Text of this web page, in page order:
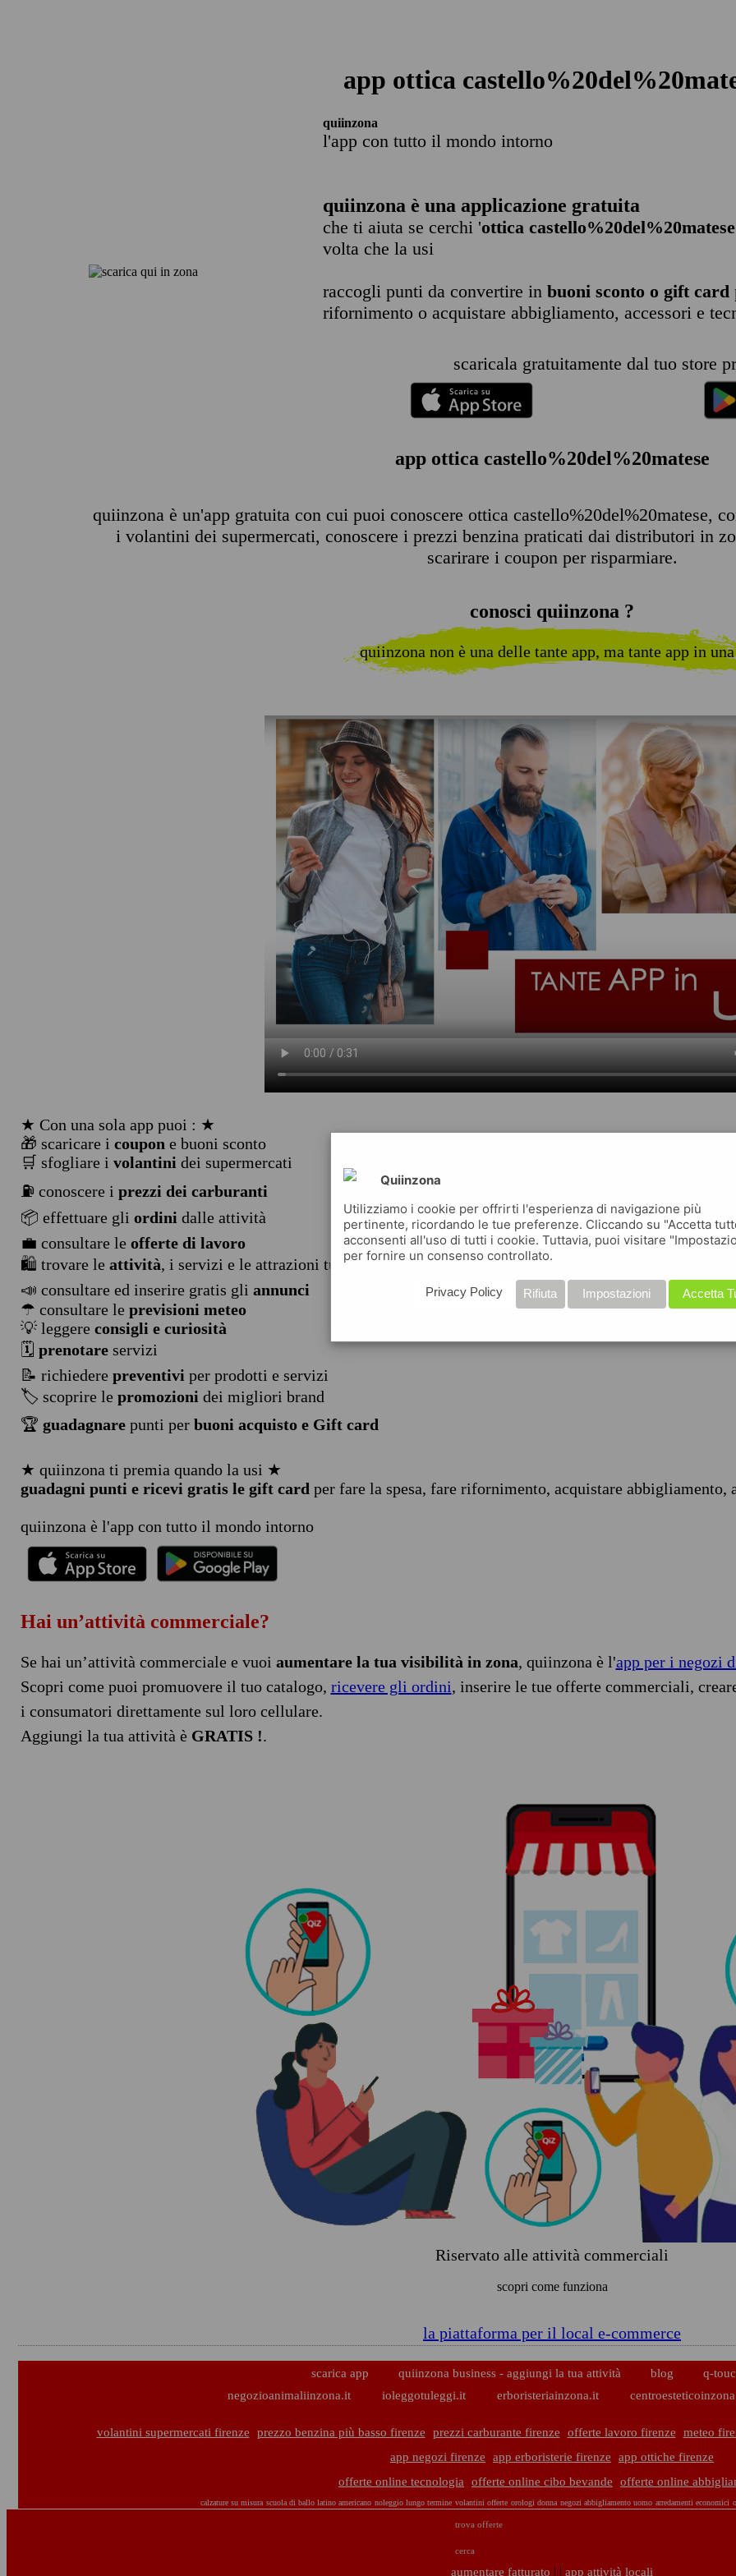
app ottica
quiinzona
l'app con tutto il mondo intorno
quiinzona è una applicazione gratuita
che ti aiuta se cerchi 'ottica castello%20del%20matese
volta che la usi
raccogli punti da convertire in buoni sconto o gift card
rifornimento o acquistare abbigliamento, accessori e
scaricala gratuitamente dal tuo store
app ottica castello%20del%20matese
quiinzona è un'app gratuita con cui puoi conoscere ottica castello%20del%20matese,
i volantini dei supermercati, conoscere i prezzi benzina praticati dai distributori in
scarirare i coupon per risparmiare.
conosci quiinzona ?
quiinzona non è una delle tante app, ma tante app in
★ Con una sola app puoi : ★
🎁 scaricare i coupon e buoni sconto
🛒 sfogliare i volantini dei supermercati
⛽ conoscere i prezzi dei carburanti
📦 effettuare gli ordini dalle attività
💼 consultare le offerte di lavoro
🛍️ trovare le attività, i servizi e le attrazioni turistiche
📣 consultare ed inserire gratis gli annunci
☂ consultare le previsioni meteo
💡 leggere consigli e curiosità
🗓️ prenotareservizi
📝 richiedere preventivi per prodotti e servizi
🏷️ scoprire le promozioni dei migliori brand
🏆 guadagnarepunti per buoni acquisto e Gift card
★ quiinzona ti premia quando la usi ★
guadagni punti e ricevi gratis le gift card per fare la spesa, fare rifornimento, acquistare abbigliamento,
quiinzona è l'app con tutto il mondo intorno
Hai un’attività commerciale?
Se hai un’attività commerciale e vuoi aumentare la tua visibilità in zona, quiinzona è l'app per i negozi
Scopri come puoi promuovere il tuo catalogo, ricevere gli ordini, inserire le tue offerte commerciali,
i consumatori direttamente sul loro cellulare.
Aggiungi la tua attività è GRATIS !.
Riservato alle attività commerciali
scopri come funziona
la piattaforma per il local e-commerce
scarica app quiinzona business - aggiungi la tua attività blog
q-
negozioanimaliinzona.it
ioleggotuleggi.it erboristeriainzona.it
volantini supermercati firenze prezzo benzina più basso firenze prezzi carburante firenze offerte lavoro firenze meteo
app negozi firenze
app erboristerie firenze
app ottiche firenze
offerte online tecnologia
offerte online cibo bevande offerte online
calzature su misura scuola di ballo latino americano noleggio lungo termine volantini offerte orologi donna negozi abbigliamento uomo arredamenti economici
trova offerte
cerca
aumentare fatturato | | app attività locali
Quiinzona
Utilizziamo i cookie per offrirti l'esperienza di navigazione più
pertinente, ricordando le tue preferenze. Cliccando su "Accetta
acconsenti all'uso di tutti i cookie. Tuttavia, puoi visitare
per fornire un consenso controllato.
Accetta
Impostazioni
Rifiuta
Privacy Policy